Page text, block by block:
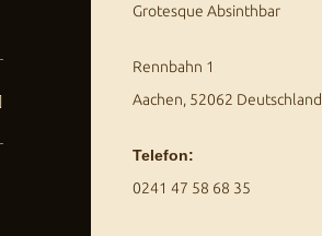
Grotesque Absinthbar
Rennbahn 1
Aachen, 52062 Deutschland
Telefon:
0241 47 58 68 35